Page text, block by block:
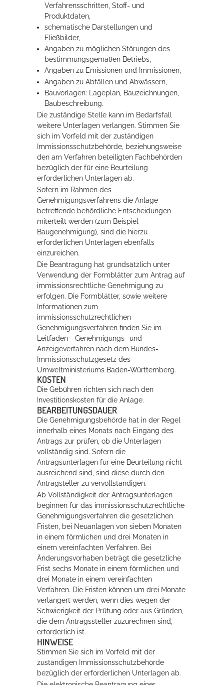
Verfahrensschritten, Stoff- und
Produktdaten,
schematische Darstellungen und
Fließbilder,
Angaben zu möglichen Störungen des
bestimmungsgemäßen Betriebs,
Angaben zu Emissionen und Immissionen,
Angaben zu Abfällen und Abwässern,
Bauvorlagen: Lageplan, Bauzeichnungen,
Baubeschreibung.
Die zuständige Stelle kann im Bedarfsfall
weitere Unterlagen verlangen. Stimmen Sie
sich im Vorfeld mit der zuständigen
Immissionsschutzbehörde, beziehungsweise
den am Verfahren beteiligten Fachbehörden
bezüglich der für eine Beurteilung
erforderlichen Unterlagen ab.
Sofern im Rahmen des
Genehmigungsverfahrens die Anlage
betreffende behördliche Entscheidungen
miterteilt werden (zum Beispiel
Baugenehmigung), sind die hierzu
erforderlichen Unterlagen ebenfalls
einzureichen.
Die Beantragung hat grundsätzlich unter
Verwendung der Formblätter zum Antrag auf
immissionsrechtliche Genehmigung zu
erfolgen. Die Formblätter, sowie weitere
Informationen zum
immissionsschutzrechtlichen
Genehmigungsverfahren finden Sie im
Leitfaden - Genehmigungs- und
Anzeigeverfahren nach dem Bundes-
Immissionsschutzgesetz des
Umweltministeriums Baden-Württemberg.
KOSTEN
Die Gebühren richten sich nach den
Investitionskosten für die Anlage.
BEARBEITUNGSDAUER
Die Genehmigungsbehörde hat in der Regel
innerhalb eines Monats nach Eingang des
Antrags zur prüfen, ob die Unterlagen
vollständig sind. Sofern die
Antragsunterlagen für eine Beurteilung nicht
ausreichend sind, sind diese durch den
Antragsteller zu vervollständigen.
Ab Vollständigkeit der Antragsunterlagen
beginnen für das immissionsschutzrechtliche
Genehmigungsverfahren die gesetzlichen
Fristen, bei Neuanlagen von sieben Monaten
in einem förmlichen und drei Monaten in
einem vereinfachten Verfahren. Bei
Änderungsvorhaben beträgt die gesetzliche
Frist sechs Monate in einem förmlichen und
drei Monate in einem vereinfachten
Verfahren. Die Fristen können um drei Monate
verlängert werden, wenn dies wegen der
Schwierigkeit der Prüfung oder aus Gründen,
die dem Antragssteller zuzurechnen sind,
erforderlich ist.
HINWEISE
Stimmen Sie sich im Vorfeld mit der
zuständigen Immissionsschutzbehörde
bezüglich der erforderlichen Unterlagen ab.